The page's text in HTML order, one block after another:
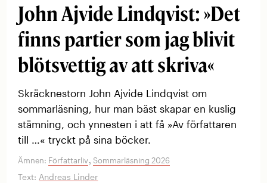
John Ajvide Lindqvist: »Det
finns partier som jag blivit
blötsvettig av att skriva«
Skräcknestorn John Ajvide Lindqvist om
sommarläsning, hur man bäst skapar en kuslig
stämning, och ynnesten i att få »Av författaren
till …« tryckt på sina böcker.
Ämnen: Författarliv,Sommarläsning 2026
Text: Andreas Linder